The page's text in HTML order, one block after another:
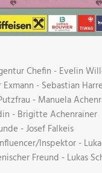
Chefin - Evelin
- Sebastian Harre
- Manuela
- Brigitte Achenrainer
- Josef Falkeis
Inspektor -
Freund - Lukas